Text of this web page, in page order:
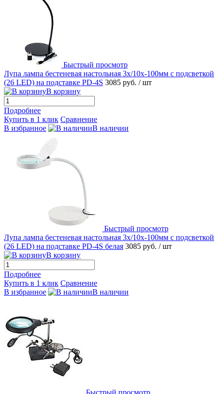
Быстрый просмотр
Лупа лампа бестеневая настольная 3x/10x-100мм с подсветкой
(26 LED) на подставке PD-4S 3085 руб. / шт
В корзину
Подробнее
Купить в 1 клик Сравнение
В избранное
В наличии
Быстрый просмотр
Лупа лампа бестеневая настольная 3x/10x-100мм с подсветкой
(26 LED) на подставке PD-4S белая 3085 руб. / шт
В корзину
Подробнее
Купить в 1 клик Сравнение
В избранное
В наличии
Быстрый просмотр